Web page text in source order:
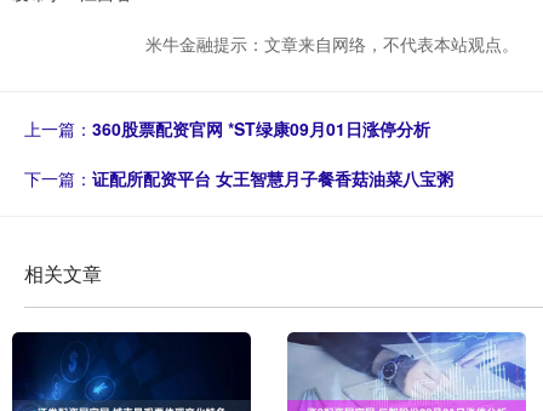
米牛金融提示：文章来自网络，不代表本站观点。
上一篇： 360股票配资官网 *ST绿康09月01日涨停分析
下一篇： 证配所配资平台 女王智慧月子餐香菇油菜八宝粥
相关文章